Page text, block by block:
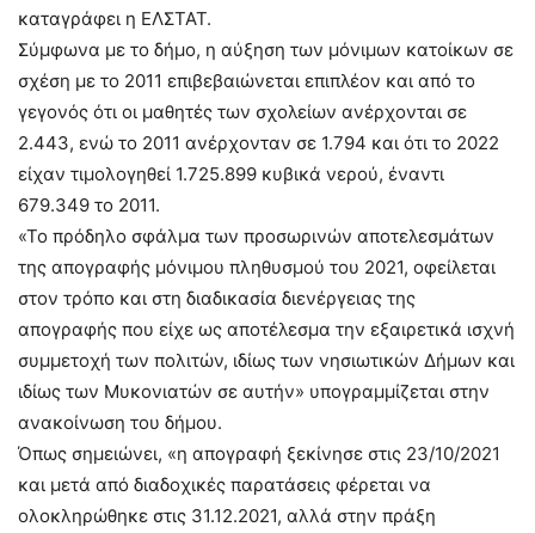
καταγράφει η ΕΛΣΤΑΤ.
Σύμφωνα με το δήμο, η αύξηση των μόνιμων κατοίκων σε
σχέση με το 2011 επιβεβαιώνεται επιπλέον και από το
γεγονός ότι οι μαθητές των σχολείων ανέρχονται σε
2.443, ενώ το 2011 ανέρχονταν σε 1.794 και ότι το 2022
είχαν τιμολογηθεί 1.725.899 κυβικά νερού, έναντι
679.349 το 2011.
«Το πρόδηλο σφάλμα των προσωρινών αποτελεσμάτων
της απογραφής μόνιμου πληθυσμού του 2021, οφείλεται
στον τρόπο και στη διαδικασία διενέργειας της
απογραφής που είχε ως αποτέλεσμα την εξαιρετικά ισχνή
συμμετοχή των πολιτών, ιδίως των νησιωτικών Δήμων και
ιδίως των Μυκονιατών σε αυτήν» υπογραμμίζεται στην
ανακοίνωση του δήμου.
Όπως σημειώνει, «η απογραφή ξεκίνησε στις 23/10/2021
και μετά από διαδοχικές παρατάσεις φέρεται να
ολοκληρώθηκε στις 31.12.2021, αλλά στην πράξη